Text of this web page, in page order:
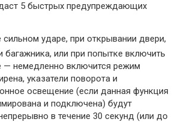
5 быстрых предупреждающих
ударе, при открывании двери,
багажника, или при попытке включить
— немедленно включится режим
указатели поворота и
освещение (если данная функция
и подключена) будут
в течение 30 секунд (или до